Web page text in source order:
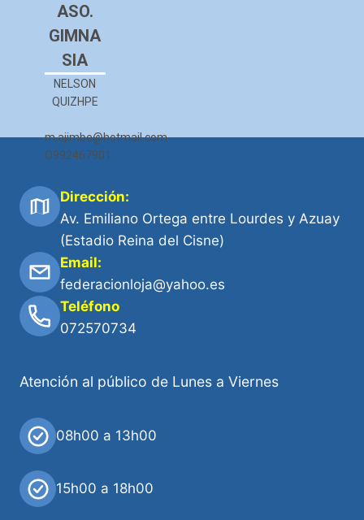
ASO.
GIMNA
SIA
NELSON
QUIZHPE
m.ajimbe@hotmail.com
O992467901
Dirección:
Av. Emiliano Ortega entre Lourdes y Azuay
(Estadio Reina del Cisne)
Email:
federacionloja@yahoo.es
Teléfono
072570734
Atención al público de Lunes a Viernes
08h00 a 13h00
15h00 a 18h00